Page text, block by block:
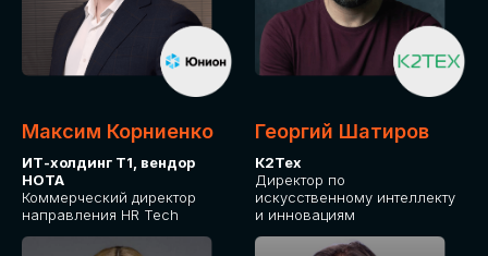
Максим Корниенко
ИТ-холдинг Т1, вендор
НОТА
Коммерческий директор
направления HR Tech
Георгий Шатиров
К2Тех
Директор по
искусственному интеллекту
и инновациям